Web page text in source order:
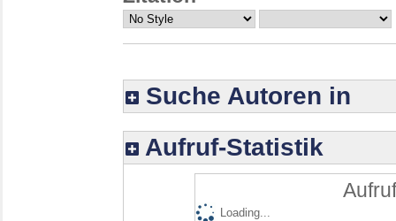
Suche Autoren in
Aufruf-Statistik
Loading...